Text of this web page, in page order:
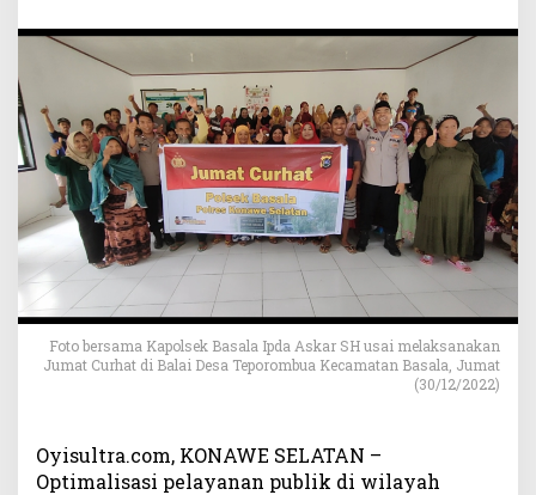
s
s
L
a
y
a
n
a
u
l
P
o
Foto bersama Kapolsek Basala Ipda Askar SH usai melaksanakan
Jumat Curhat di Balai Desa Teporombua Kecamatan Basala, Jumat
(30/12/2022)
Oyisultra.com, KONAWE SELATAN –
Optimalisasi pelayanan publik di wilayah